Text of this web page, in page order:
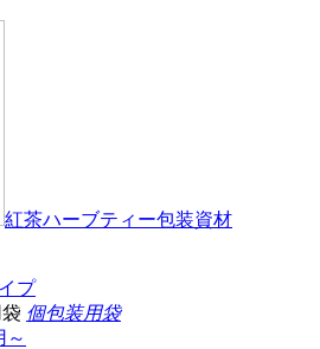
紅茶ハーブティー包装資材
プ
個包装用袋
～